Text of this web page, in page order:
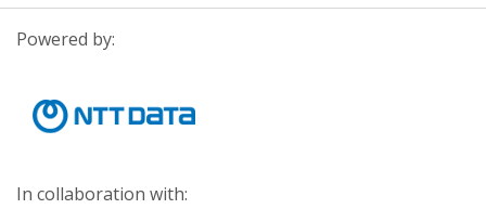
Powered by:
In collaboration with: